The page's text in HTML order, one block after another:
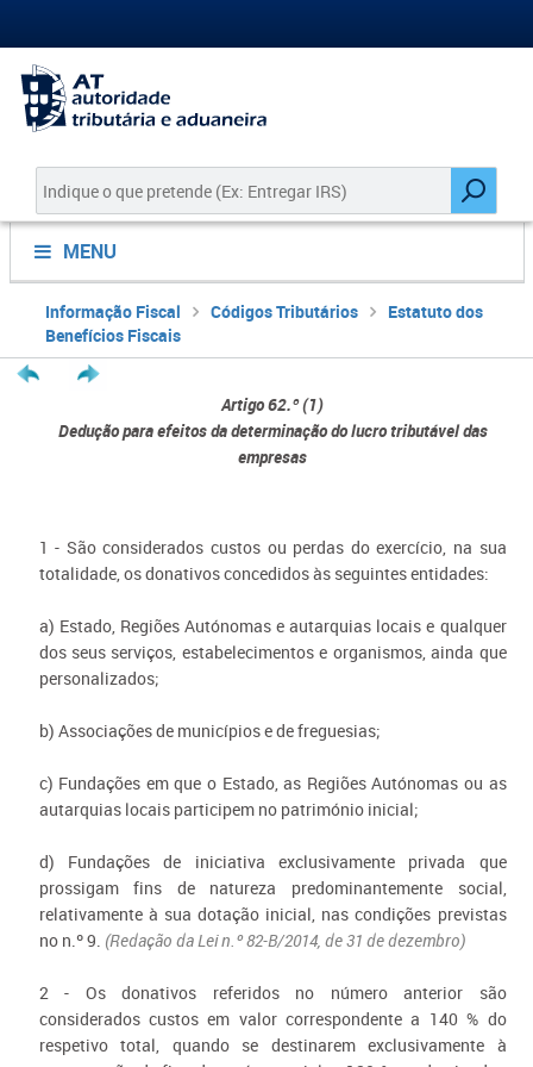
MENU
Informação Fiscal Códigos Tributários
Estatuto dos
Benefícios Fiscais
Artigo 62.º (1)
Dedução para efeitos da determinação do lucro tributável das
empresas
1 - São considerados custos ou perdas do exercício, na sua
totalidade, os donativos concedidos às seguintes entidades:
a) Estado, Regiões Autónomas e autarquias locais e qualquer
dos seus serviços, estabelecimentos e organismos, ainda que
personalizados;
b) Associações de municípios e de freguesias;
c) Fundações em que o Estado, as Regiões Autónomas ou as
autarquias locais participem no património inicial;
d) Fundações de iniciativa exclusivamente privada que
prossigam fins de natureza predominantemente social,
relativamente à sua dotação inicial, nas condições previstas
no n.º 9. (Redação da Lei n.º 82-B/2014, de 31 de dezembro)
2 - Os donativos referidos no número anterior são
considerados custos em valor correspondente a 140 % do
respetivo total, quando se destinarem exclusivamente à